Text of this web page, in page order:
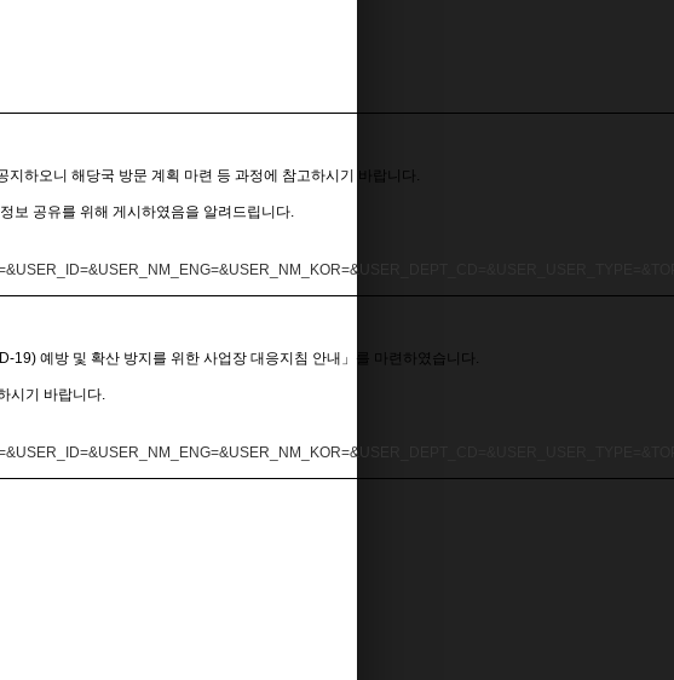
하오니 해당국 방문 계획 마련 등 과정에 참고하시기 바랍니다 .
보 공유를 위해 게시하였음을 알려드립니다.
19)예방 및 확산 방지를 위한 사업장 대응지침 안내」를 마련하였습니다 .
시기 바랍니다.